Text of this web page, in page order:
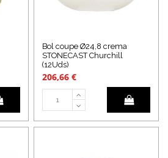
Bol coupe Ø24,8 crema
STONECAST Churchill
(12Uds)
206,66 €